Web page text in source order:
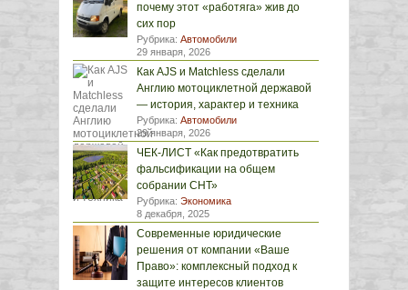
почему этот «работяга» жив до
сих пор
Рубрика: Автомобили
29 января, 2026
Как AJS и Matchless сделали
Англию мотоциклетной державой
— история, характер и техника
Рубрика: Автомобили
29 января, 2026
ЧЕК-ЛИСТ «Как предотвратить
фальсификации на общем
собрании СНТ»
Рубрика: Экономика
8 декабря, 2025
Современные юридические
решения от компании «Ваше
Право»: комплексный подход к
защите интересов клиентов